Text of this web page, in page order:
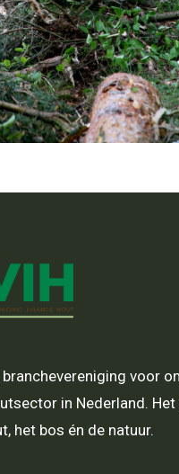
branchevereniging voor
in Nederland.
het bos én de natuur.